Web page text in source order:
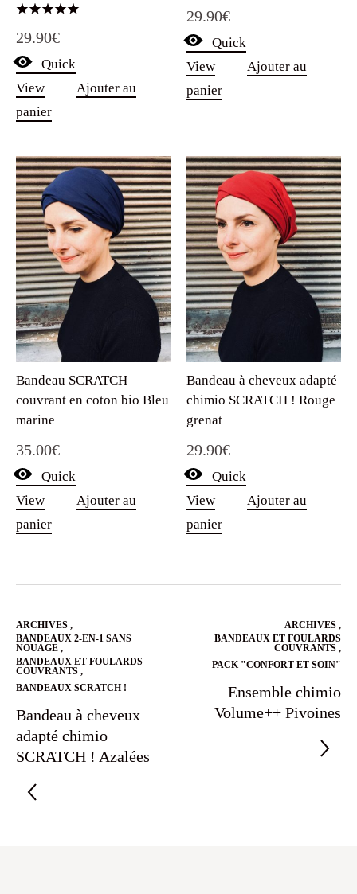
5.00
sur 5
29.90€
Quick
View
Ajouter au
panier
29.90€
Quick
View
Ajouter au
panier
Bandeau SCRATCH
couvrant en coton bio Bleu
marine
35.00€
Quick
View
Ajouter au
panier
Bandeau à cheveux adapté
chimio SCRATCH ! Rouge
grenat
29.90€
Quick
View
Ajouter au
panier
ARCHIVES ,
BANDEAUX 2-EN-1 SANS
NOUAGE ,
BANDEAUX ET FOULARDS
COUVRANTS ,
BANDEAUX SCRATCH !
Bandeau à cheveux
adapté chimio
SCRATCH ! Azalées
ARCHIVES ,
BANDEAUX ET FOULARDS
COUVRANTS ,
PACK "CONFORT ET SOIN"
Ensemble chimio
Volume++ Pivoines